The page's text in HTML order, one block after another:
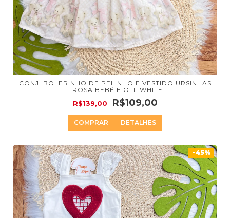
CONJ. BOLERINHO DE PELINHO E VESTIDO URSINHAS
- ROSA BEBÊ E OFF WHITE
R$139,00 R$109,00
COMPRAR DETALHES
-45%